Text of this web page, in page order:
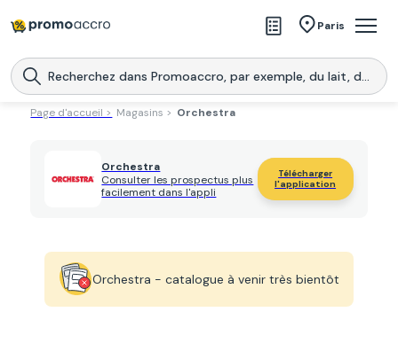
Paris
Magasins
Produits
l'application
Page d'accueil > Magasins > Orchestra
Orchestra
Consulter les prospectus plus
facilement dans l'appli
Télécharger
l'application
Orchestra - catalogue à venir très bientôt